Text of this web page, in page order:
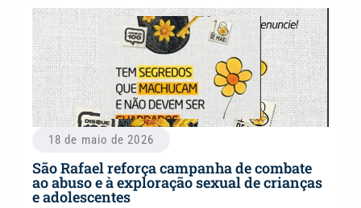
18 de maio de 2026
São Rafael reforça campanha de combate
ao abuso e à exploração sexual de crianças
e adolescentes